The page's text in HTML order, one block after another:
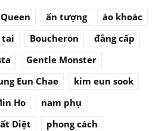
ấn tượng
áo khoác
tai Boucheron
đẳng cấp
Gentle Monster
Eun Chae
kim eun sook
Ho
nam phụ
Diệt
phong cách